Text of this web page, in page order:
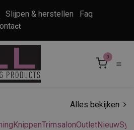
Slijpen & herstellen
Faq
ct
0
Alles bekijken
KnippenTrimsalonOutletNieuw